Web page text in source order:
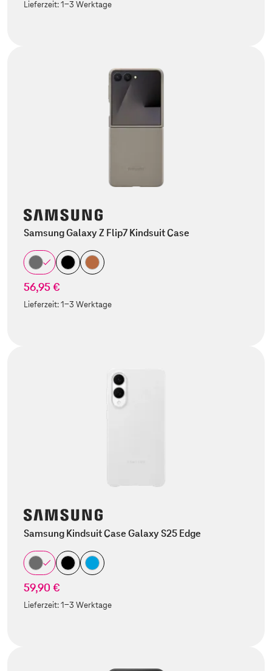
Lieferzeit:1-3 Werktage
Samsung Galaxy Z Flip7 Kindsuit Case
56,95 €
Lieferzeit:1-3 Werktage
Samsung Kindsuit Case Galaxy S25 Edge
59,90 €
Lieferzeit:1-3 Werktage